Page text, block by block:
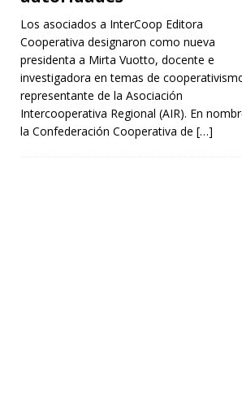
Los asociados a InterCoop Editora
Cooperativa designaron como nueva
presidenta a Mirta Vuotto, docente e
investigadora en temas de
representante de la Asociación
Intercooperativa Regional (AIR). En
la Confederación Cooperativa de […]